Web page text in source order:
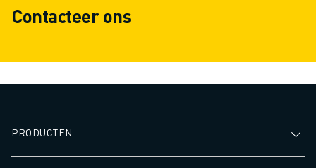
Contacteer ons
PRODUCTEN